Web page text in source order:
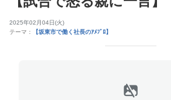
2025年02月04日(火)
テーマ：
【坂東市で働く社長のｱﾒﾌﾞﾛ】